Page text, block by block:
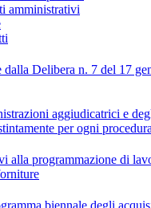
amministrativi
dalla Delibera n. 7 del 17
aggiudicatrici e
per ogni procedura
alla programmazione di
biennale degli